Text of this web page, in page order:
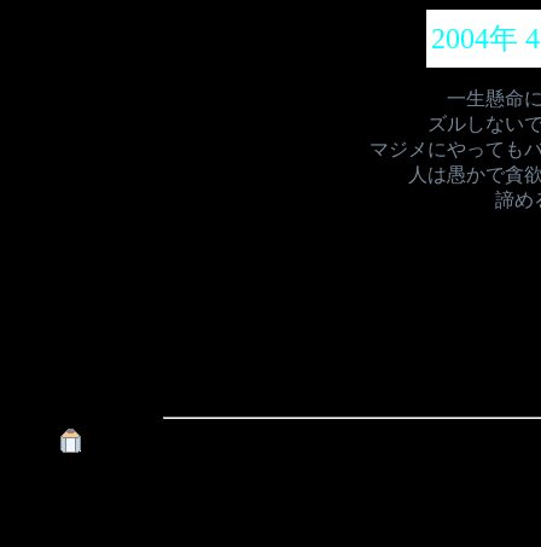
2004年
一生懸命
ズルしない
マジメにやっても
人は愚かで貪
諦め